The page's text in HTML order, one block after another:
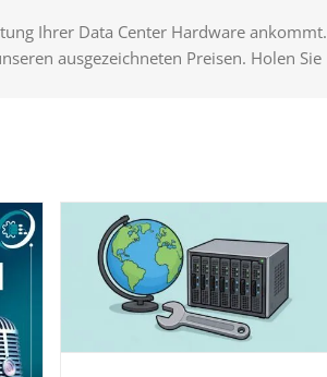
Ihrer Data Center Hardware ankommt.
ausgezeichneten Preisen. Holen Sie